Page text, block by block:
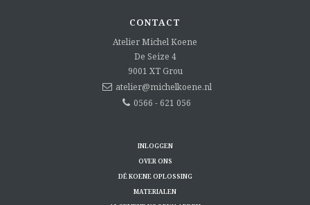
CONTACT
Atelier Michel Koene
De Seize 4
9001 XT Grou
atelier@michelkoene.nl
0566 - 621 056
INLOGGEN
OVER ONS
DÉ KOENE OPLOSSING
MATERIALEN